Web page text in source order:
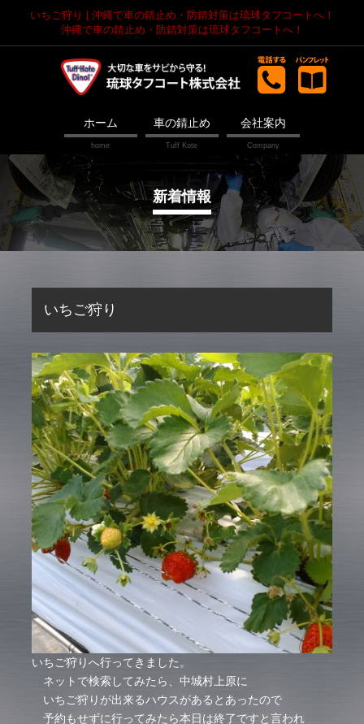
いちご狩り | 沖縄で車の錆止め・防錆対策は琉球タフコートへ！
沖縄で車の錆止め・防錆対策は琉球タフコートへ！
ホーム 車の錆止め 会社案内
新着情報
いちご狩り
いちご狩りへ行ってきました。
ネットで検索してみたら、中城村上原に
いちご狩りが出来るハウスがあるとあったので
予約もせずに行ってみたら本日は終了ですと言われ